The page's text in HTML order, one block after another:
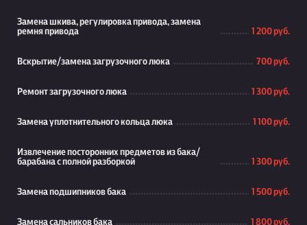
Замена шкива, регулировка привода, замена
ремня привода
1 200 руб.
Вскрытие/замена загрузочного люка 700 руб.
Ремонт загрузочного люка 1 300 руб.
Замена уплотнительного кольца люка 1 100 руб.
Извлечение посторонних предметов из бака/
барабана с полной разборкой
1 300 руб.
Замена подшипников бака 1 500 руб.
Замена сальников бака 1 800 руб.